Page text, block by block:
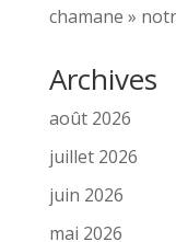
chamane »
Archives
août 2026
juillet 2026
juin 2026
mai 2026